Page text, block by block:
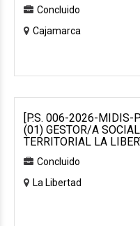
Concluido
Cajamarca
[P.S. 006-2026-MIDIS-
(01) GESTOR/A
TERRITORIAL LA
Concluido
La Libertad